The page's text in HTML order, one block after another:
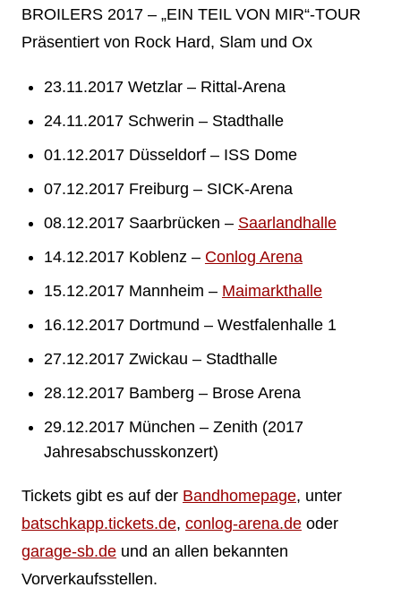
BROILERS 2017 – „EIN TEIL VON MIR“-TOUR
Präsentiert von Rock Hard, Slam und Ox
23.11.2017 Wetzlar – Rittal-Arena
24.11.2017 Schwerin – Stadthalle
01.12.2017 Düsseldorf – ISS Dome
07.12.2017 Freiburg – SICK-Arena
08.12.2017 Saarbrücken – Saarlandhalle
14.12.2017 Koblenz – Conlog Arena
15.12.2017 Mannheim – Maimarkthalle
16.12.2017 Dortmund – Westfalenhalle 1
27.12.2017 Zwickau – Stadthalle
28.12.2017 Bamberg – Brose Arena
29.12.2017 München – Zenith (2017
Jahresabschusskonzert)
Tickets gibt es auf der Bandhomepage, unter
batschkapp.tickets.de, conlog-arena.deoder
garage-sb.deund an allen bekannten
Vorverkaufsstellen.